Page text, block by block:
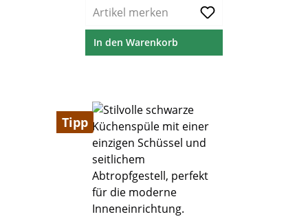
Artikel merken
In den Warenkorb
Tipp